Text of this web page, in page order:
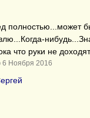
полностью...может
что руки не
6 Ноября 2016